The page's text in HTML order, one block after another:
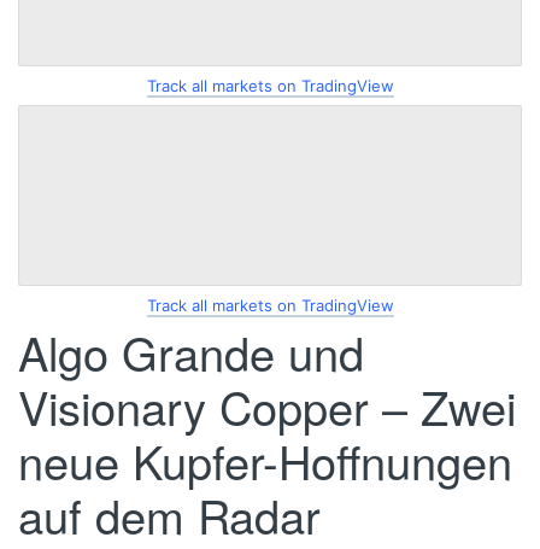
Track all markets on TradingView
Track all markets on TradingView
Algo Grande und
Visionary Copper – Zwei
neue Kupfer-Hoffnungen
auf dem Radar